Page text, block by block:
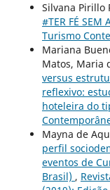
Silvana Pirillo
#TER FÉ SEM
Turismo
Mariana
Matos, Maria
versus
reflexivo:
hoteleira do
Mayna de
perfil
eventos de
Brasil) ,